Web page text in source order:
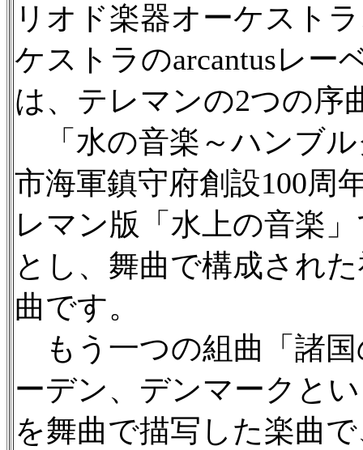
リオド楽器オーケスト
ケストラのarcantusレー
は、テレマンの2つの序
「水の音楽～ハンブ
市海軍鎮守府創設100周
レマン版「水上の音楽
とし、舞曲で構成され
曲です。
もう一つの組曲「諸
ーデン、デンマークと
を舞曲で描写した楽曲